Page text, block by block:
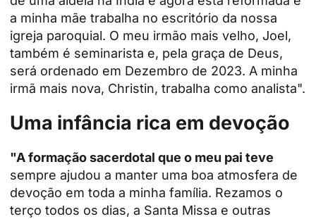
a minha mãe trabalha no escritório da nossa
igreja paroquial. O meu irmão mais velho, Joel,
também é seminarista e, pela graça de Deus,
será ordenado em Dezembro de 2023. A minha
irmã mais nova, Christin, trabalha como analista".
Uma infância rica em devoção
"A formação sacerdotal que o meu pai teve
sempre ajudou a manter uma boa atmosfera de
devoção em toda a minha família. Rezamos o
terço todos os dias, a Santa Missa e outras